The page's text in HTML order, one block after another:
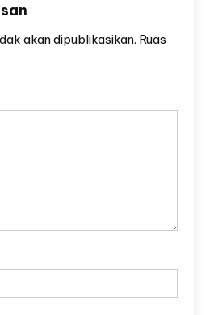
akan dipublikasikan. Ruas